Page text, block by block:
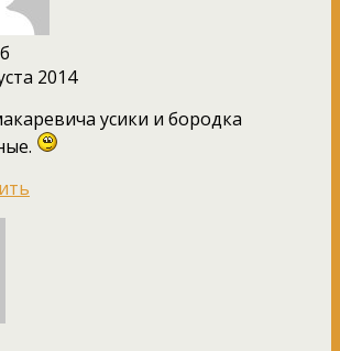
2014
усики и бородка